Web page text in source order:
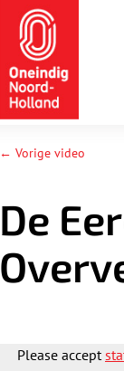
← Vorige video
De
Please accept